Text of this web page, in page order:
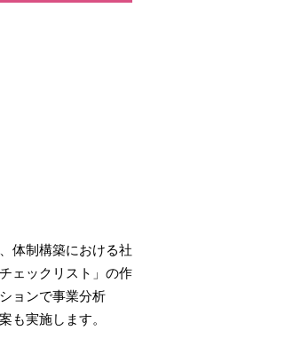
体制構築における社
ェックリスト」の作
ョンで事業分析
も実施します。